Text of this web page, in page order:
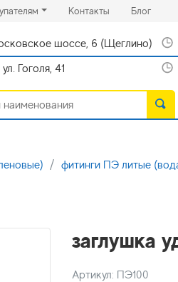
Контакты(current)
Блог(current)
шоссе, 6 (Щеглино)
Гоголя, 41
фитинги ПЭ литые
заглушка
Артикул: ПЭ100